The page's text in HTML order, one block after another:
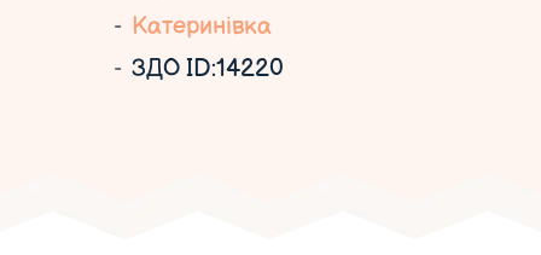
Катеринівка
ЗДО ID:14220